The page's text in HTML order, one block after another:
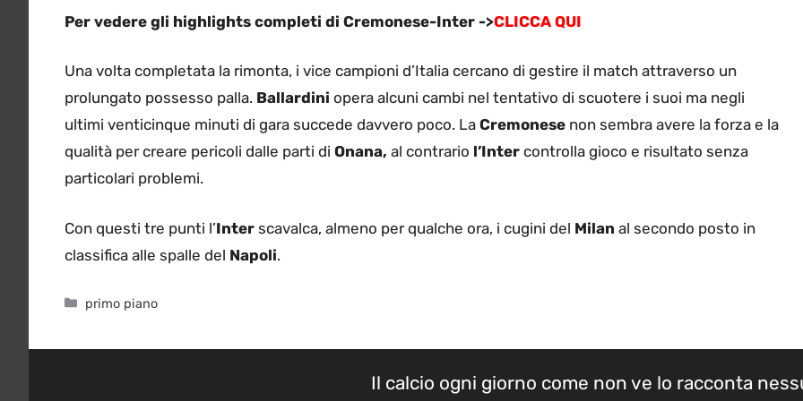
Per vedere gli highlights completi di Cremonese-Inter ->CLICCA QUI
Una volta completata la rimonta, i vice campioni d’Italia cercano di gestire il match attraverso un
prolungato possesso palla. Ballardini opera alcuni cambi nel tentativo di scuotere i suoi ma negli
ultimi venticinque minuti di gara succede davvero poco. La Cremonese non sembra avere la forza e la
qualità per creare pericoli dalle parti di Onana, al contrario l’Inter controlla gioco e risultato senza
particolari problemi.
Con questi tre punti l’Inter scavalca, almeno per qualche ora, i cugini del Milan al secondo posto in
classifica alle spalle del Napoli.
Categorie
primo piano
Il calcio ogni giorno come non ve lo racconta